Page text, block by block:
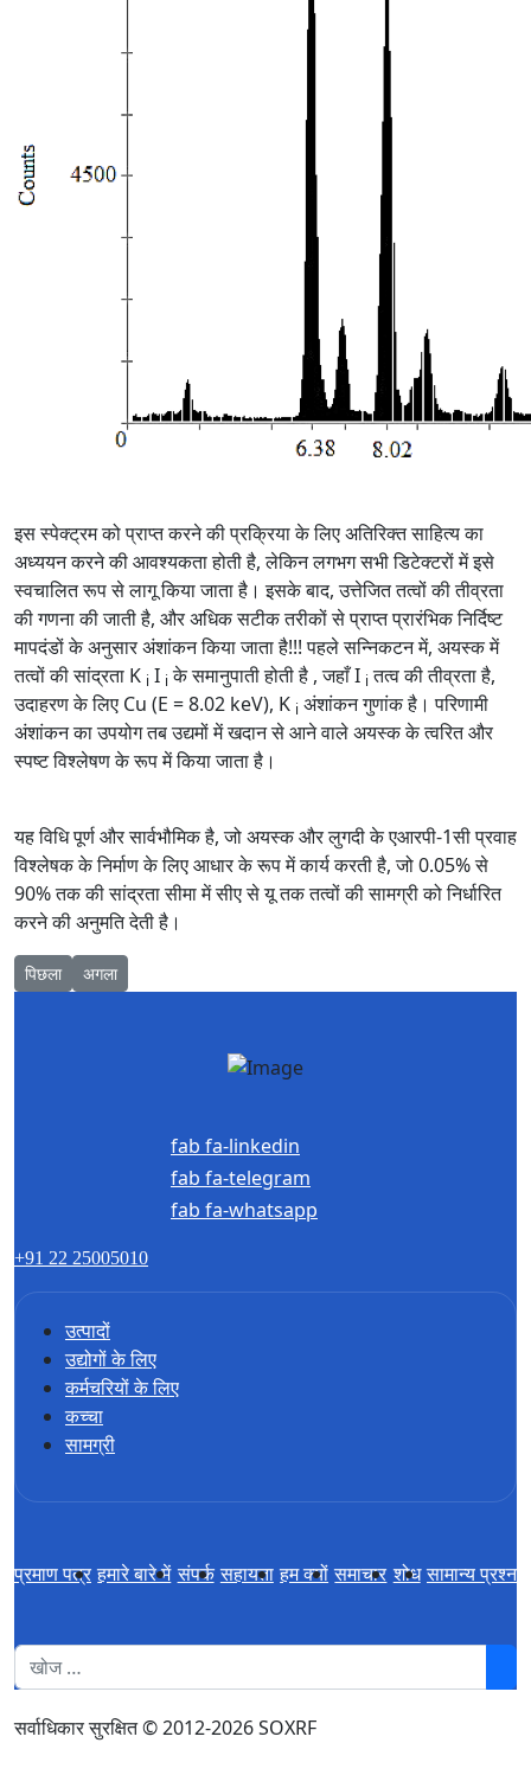
इस स्पेक्ट्रम को प्राप्त करने की प्रक्रिया के लिए अतिरिक्त साहित्य का
अध्ययन करने की आवश्यकता होती है, लेकिन लगभग सभी डिटेक्टरों में इसे
स्वचालित रूप से लागू किया जाता है। इसके बाद, उत्तेजित तत्वों की तीव्रता
की गणना की जाती है, और अधिक सटीक तरीकों से प्राप्त प्रारंभिक निर्दिष्ट
मापदंडों के अनुसार अंशांकन किया जाता है!!! पहले सन्निकटन में, अयस्क में
तत्वों की सांद्रता K i I i के समानुपाती होती है , जहाँ I i तत्व की तीव्रता है,
उदाहरण के लिए Cu (E = 8.02 keV), K i अंशांकन गुणांक है। परिणामी
अंशांकन का उपयोग तब उद्यमों में खदान से आने वाले अयस्क के त्वरित और
स्पष्ट विश्लेषण के रूप में किया जाता है।
यह विधि पूर्ण और सार्वभौमिक है, जो अयस्क और लुगदी के एआरपी-1सी प्रवाह
विश्लेषक के निर्माण के लिए आधार के रूप में कार्य करती है, जो 0.05% से
90% तक की सांद्रता सीमा में सीए से यू तक तत्वों की सामग्री को निर्धारित
करने की अनुमति देती है।
Previous article: एक्स-रे प्रतिदीप्ति स्पेक्ट्रोमेट्री
पिछला Next article: एक्स-रे ट्यूबों की तुलना
अगला
fab fa-linkedin
fab fa-telegram
fab fa-whatsapp
+91 22 25005010
उत्पादों
उद्योगों के लिए
कर्मचरियों के लिए
कच्चा
सामग्री
प्रमाण पत्र हमारे बारे में संपर्क सहायता हम क्यों समाचार शोध सामान्य प्रश्न
1
सर्वाधिकार सुरक्षित © 2012-2026 SOXRF